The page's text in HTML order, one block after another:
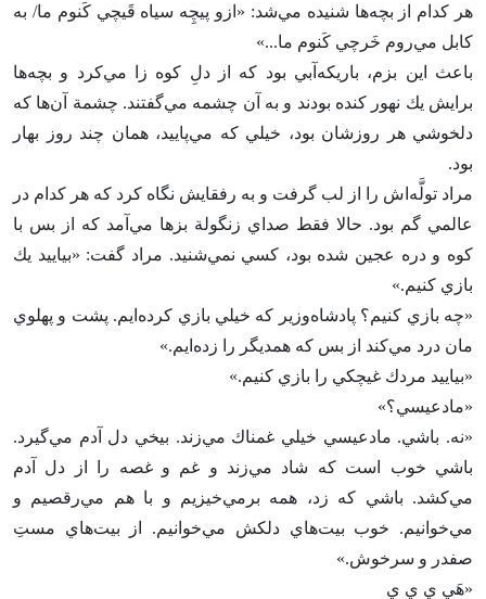
هر كدام از بچه‌ها شنيده مي‌شد: «ازو پيچِه سياه قَيچي كَنوم ما/ به
كابل مي‌روم خَرچي كَنوم ما...»
باعث اين بزم‌، باريكه‌آبي بود كه از دل‌ِ كوه زا مي‌كرد و بچه‌ها
برايش يك نهور كنده بودند و به آن چشمه مي‌گفتند. چشمة آن‌ها كه
دلخوشي هر روزشان بود، خيلي كه مي‌پاييد، همان چند روز بهار
بود.
مراد تولَّه‌اش را از لب گرفت و به رفقايش نگاه كرد كه هر كدام در
عالمي گم بود. حالا فقط صداي زنگولة بزها مي‌آمد كه از بس با
كوه و دره عجين شده بود، كسي نمي‌شنيد. مراد گفت‌: «بياييد يك
بازي كنيم‌.»
«چه بازي كنيم‌؟ پادشاه‌وزير كه خيلي بازي كرده‌ايم‌. پشت و پهلوي
مان درد مي‌كند از بس كه همديگر را زده‌ايم‌.»
«بياييد مردك غيچكي را بازي كنيم‌.»
«مادعيسي‌؟»
«نه‌. باشي‌. مادعيسي خيلي غمناك مي‌زند. بيخي دل آدم مي‌گيرد.
باشي خوب است كه شاد مي‌زند و غم و غصه را از دل آدم
مي‌كشد. باشي كه زد، همه برمي‌خيزيم و با هم مي‌رقصيم و
مي‌خوانيم‌. خوب بيت‌هاي دلكش مي‌خوانيم‌. از بيت‌هاي مست‌ِ
صفدر و سرخوش‌.»
«هَي ي ي ي